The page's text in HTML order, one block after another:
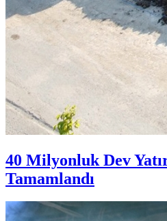
40 Milyonluk Dev
Tamamlandı